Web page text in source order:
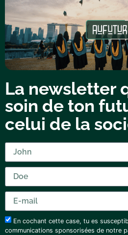
La newsletter
soin de ton
celui de la
En cochant cette case, tu es
communications sponsorisées de notre